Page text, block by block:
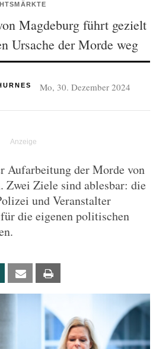
Magdeburg führt gezielt
Ursache der Morde weg
Mo, 30. Dezember 2024
Aufarbeitung der Morde von
Zwei Ziele sind ablesbar: die
und Veranstalter
die eigenen politischen
Xing Email